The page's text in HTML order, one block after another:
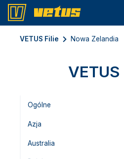
VETUS Filie Nowa Zelandia
Ogólne
Azja
Australia